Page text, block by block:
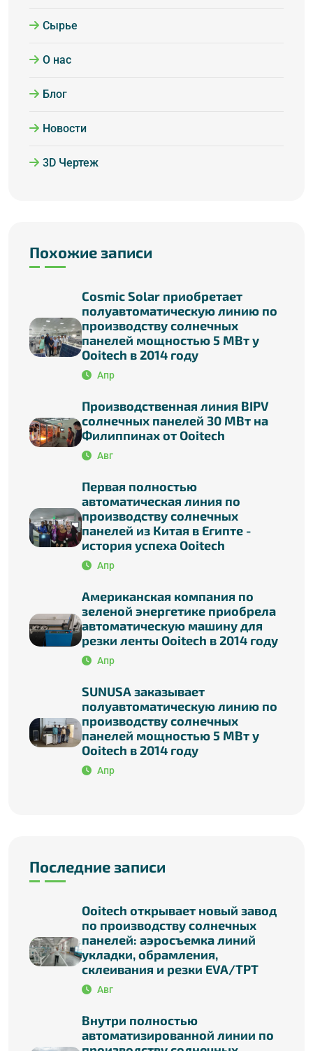
Сырье
О нас
Блог
Новости
3D Чертеж
Похожие записи
Cosmic Solar приобретает
полуавтоматическую линию по
производству солнечных
панелей мощностью 5 МВт у
Ooitech в 2014 году
Апр
Производственная линия BIPV
солнечных панелей 30 МВт на
Филиппинах от Ooitech
Авг
Первая полностью
автоматическая линия по
производству солнечных
панелей из Китая в Египте -
история успеха Ooitech
Апр
Американская компания по
зеленой энергетике приобрела
автоматическую машину для
резки ленты Ooitech в 2014 году
Апр
SUNUSA заказывает
полуавтоматическую линию по
производству солнечных
панелей мощностью 5 МВт у
Ooitech в 2014 году
Апр
Последние записи
Ooitech открывает новый завод
по производству солнечных
панелей: аэросъемка линий
укладки, обрамления,
склеивания и резки EVA/TPT
Авг
Внутри полностью
автоматизированной линии по